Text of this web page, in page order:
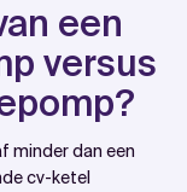
een
versus
minder dan een
cv-ketel